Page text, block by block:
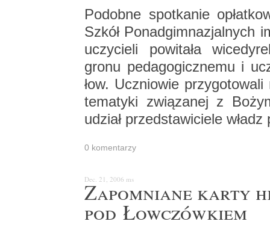
Po­dob­ne spo­tka­nie
Szkół Po­nad­gim­na­zjal­nych
uczy­cie­li po­wi­ta­ła
gronu pe­da­go­gicz­ne­mu i
łow. Ucznio­wie
te­ma­ty­ki zwią­za­nej z
udział przed­sta­wi­cie­le
0 ko­men­ta­rzy
Dec. 21, 2006 ms
Za­po­mnia­ne karty
pod Łow­czów­kiem